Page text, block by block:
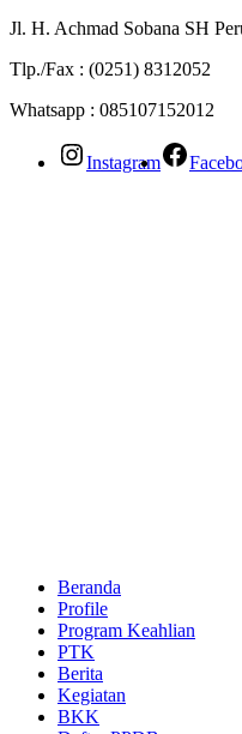
Jl. H. Achmad Sobana SH
Tlp./Fax : (0251) 8312052
Whatsapp : 085107152012
Instagram
Beranda
Profile
Program Keahlian
PTK
Berita
Kegiatan
BKK